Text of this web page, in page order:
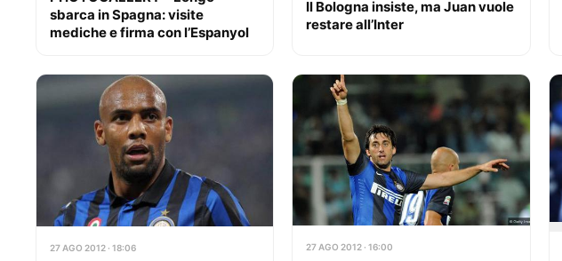
sbarca in Spagna: visite
mediche e firma con l’Espanyol
Il Bologna insiste, ma Juan vuole
restare all’Inter
27 AGO 2012 · 18:06 27 AGO 2012 · 16:00